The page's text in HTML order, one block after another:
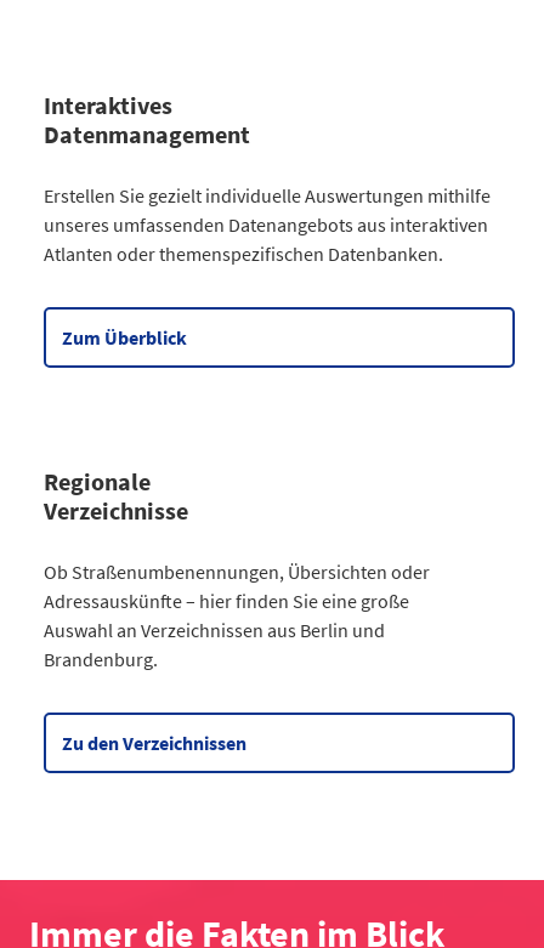
Interaktives
Datenmanagement
Datentabelle zum Diagramm
Kategorie
Atlanten
Kommunales
3
Gesellschaftliches2
Erstellen Sie gezielt individuelle Auswertungen mithilfe
unseres umfassenden Datenangebots aus interaktiven
Atlanten oder themenspezifischen Datenbanken.
Zum Überblick
Regionale
Verzeichnisse
KategorieStraßenumbenennungen Berlin
2013
7
2014
8
2015
8
2022
2
Ob Straßenumbenennungen, Übersichten oder
Adressauskünfte – hier finden Sie eine große
Auswahl an Verzeichnissen aus Berlin und
Brandenburg.
Zu den Verzeichnissen
Immer die Fakten im Blick